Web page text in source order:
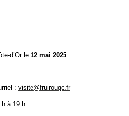
d’Or le 12 mai 2025
: visite@fruirouge.fr
h à 19 h